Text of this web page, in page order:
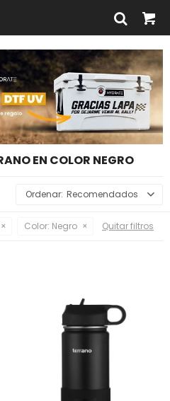
EN COLOR NEGRO
Recomendados
Color: Negro Quitar filtros